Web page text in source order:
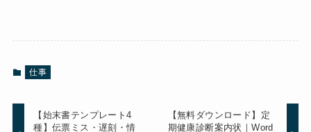
仕事
【始末書テンプレート4
種】伝票ミス・遅刻・情
【無料ダウンロード】定
期健康診断案内状｜Word